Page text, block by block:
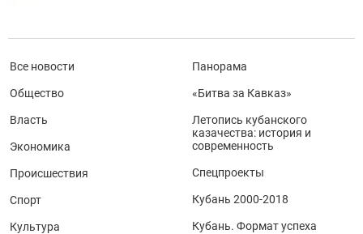
Все новости
Общество
Власть
Экономика
Происшествия
Спорт
Культура
Панорама
«Битва за Кавказ»
Летопись кубанского
казачества: история и
современность
Спецпроекты
Кубань 2000-2018
Кубань. Формат успеха